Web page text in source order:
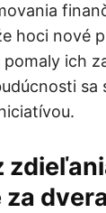
hoci nové
ich
sa
za